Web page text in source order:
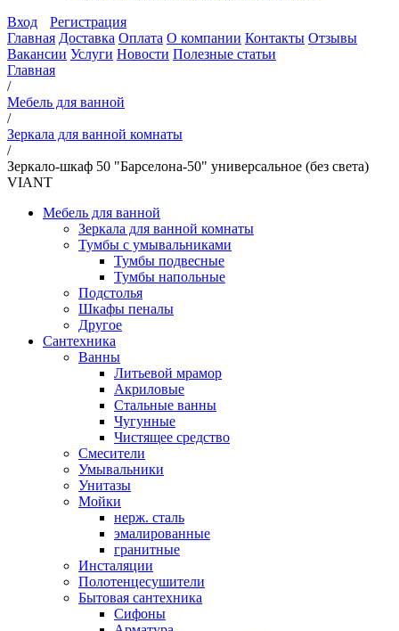
Вход
Регистрация
Главная Доставка Оплата О компании Контакты Отзывы
Вакансии Услуги Новости Полезные статьи
Главная
/
Мебель для ванной
/
Зеркала для ванной комнаты
/
Зеркало-шкаф 50 "Барселона-50" универсальное (без света)
VIANT
Мебель для ванной
Зеркала для ванной комнаты
Тумбы с умывальниками
Тумбы подвесные
Тумбы напольные
Подстолья
Шкафы пеналы
Другое
Сантехника
Ванны
Литьевой мрамор
Акриловые
Стальные ванны
Чугунные
Чистящее средство
Смесители
Умывальники
Унитазы
Мойки
нерж. сталь
эмалированные
гранитные
Инсталяции
Полотенцесушители
Бытовая сантехника
Сифоны